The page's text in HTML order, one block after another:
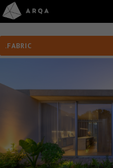
.FABRIC